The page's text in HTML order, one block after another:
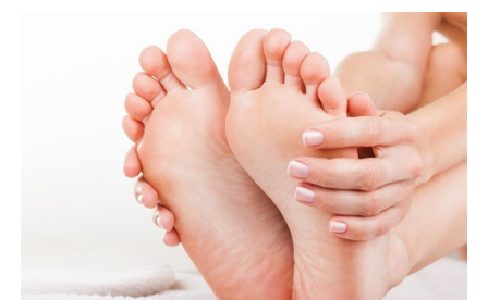
湯上がり後すぐ、タオルで軽く水分を押さえたら、
3分以内
に保湿剤を塗布しましょう。
このタイミングでケアすることで、
肌に閉じ込められる水分量が大きく変わります。
1. 乾燥によるバリア機能の
足の皮膚は体の中でも皮脂腺が少なく、もともと乾燥し
部位です。
エアコンの風や床からの冷えで水分が失われると、
角質層のバリア機能が低下し、かゆみを感じやすくなり
特に夏場は、湿度と気温の高さによって菌が繁殖しやす
足の衛生状態が乱れがちになります。
そこで今回は、
水虫予防にも役立つ「足の清潔習慣」**について、
フットケアの視点からお伝えします。